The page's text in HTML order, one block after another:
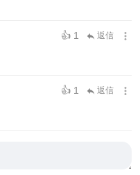
👍 1 reply 返信 more_vert
👍 1 reply 返信 more_vert